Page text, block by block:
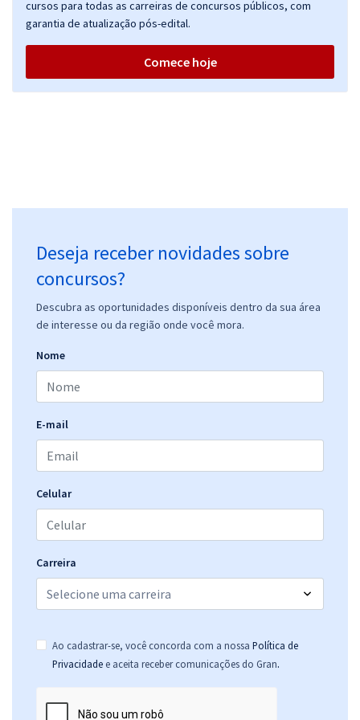
cursos para todas as carreiras de concursos públicos, com
garantia de atualização pós-edital.
Comece hoje
Deseja receber novidades sobre
concursos?
Descubra as oportunidades disponíveis dentro da sua área
de interesse ou da região onde você mora.
Nome
E-mail
Celular
Carreira
Ao cadastrar-se, você concorda com a nossa Política de
Privacidade e aceita receber comunicações do Gran.